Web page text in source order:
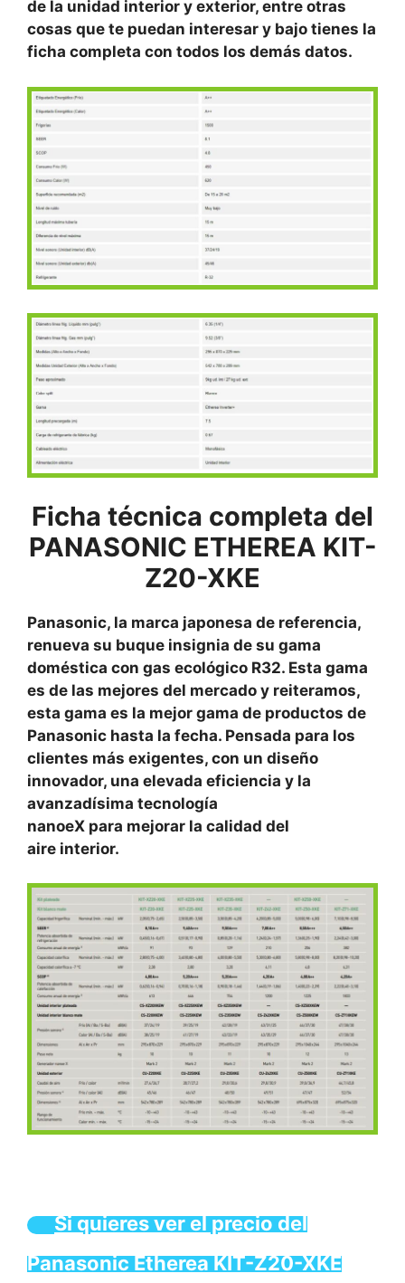
de la unidad interior y exterior, entre otras
cosas que te puedan interesar y bajo tienes la
ficha completa con todos los demás datos.
Ficha técnica completa del
PANASONIC ETHEREA KIT-
Z20-XKE
Panasonic, la marca japonesa de referencia,
renueva su buque insignia de su gama
doméstica con gas ecológico R32. Esta gama
es de las mejores del mercado y reiteramos,
esta gama es la mejor gama de productos de
Panasonic hasta la fecha. Pensada para los
clientes más exigentes, con un diseño
innovador, una elevada eficiencia y la
avanzadísima tecnología
nanoeX para mejorar la calidad del
aire interior.
Si quieres ver el precio del
Panasonic Etherea KIT-Z20-XKE